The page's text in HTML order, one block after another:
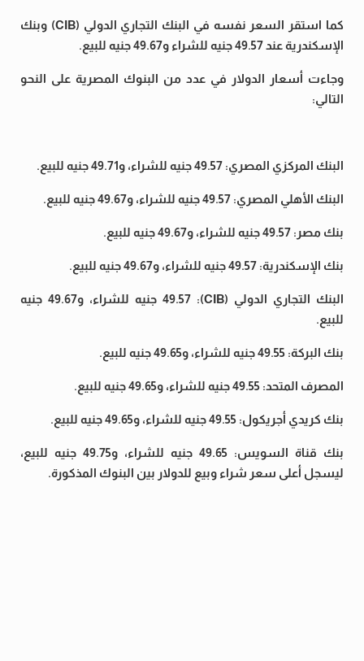
كما استقر السعر نفسه في البنك التجاري الدولي (CIB) وبنك
الإسكندرية عند 49.57 جنيه للشراء و49.67 جنيه للبيع.
وجاءت أسعار الدولار في عدد من البنوك المصرية على النحو
التالي:
البنك المركزي المصري: 49.57 جنيه للشراء، و49.71 جنيه للبيع.
البنك الأهلي المصري: 49.57 جنيه للشراء، و49.67 جنيه للبيع.
بنك مصر: 49.57 جنيه للشراء، و49.67 جنيه للبيع.
بنك الإسكندرية: 49.57 جنيه للشراء، و49.67 جنيه للبيع.
البنك التجاري الدولي (CIB): 49.57 جنيه للشراء، و49.67 جنيه
للبيع.
بنك البركة: 49.55 جنيه للشراء، و49.65 جنيه للبيع.
المصرف المتحد: 49.55 جنيه للشراء، و49.65 جنيه للبيع.
بنك كريدي أجريكول: 49.55 جنيه للشراء، و49.65 جنيه للبيع.
بنك قناة السويس: 49.65 جنيه للشراء، و49.75 جنيه للبيع،
ليسجل أعلى سعر شراء وبيع للدولار بين البنوك المذكورة.